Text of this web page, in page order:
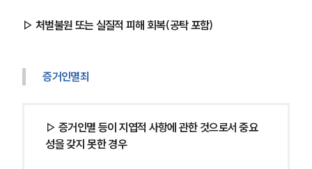
▷ 처벌불원 또는 실질적 피해 회복(공탁 포함)
증거인멸죄
▷ 증거인멸 등이 지엽적 사항에 관한 것으로서 중요
성을 갖지 못한 경우